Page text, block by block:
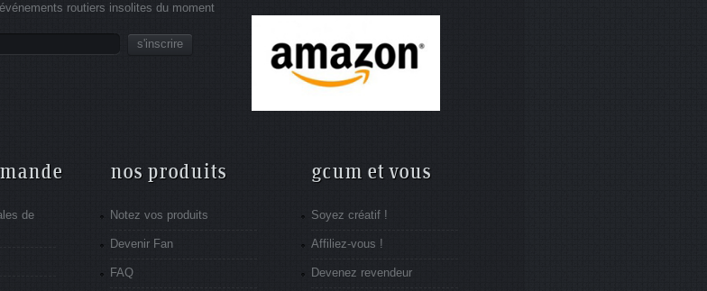
routiers insolites du moment
s'inscrire
de
nos produits
Notez vos produits
Devenir Fan
FAQ
gcum et vous
Soyez créatif !
Affiliez-vous !
Devenez revendeur